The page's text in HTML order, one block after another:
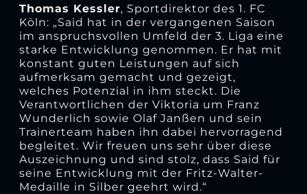
Thomas Kessler, Sportdirektor des 1. FC
Köln: „Said hat in der vergangenen Saison
im anspruchsvollen Umfeld der 3. Liga eine
starke Entwicklung genommen. Er hat mit
konstant guten Leistungen auf sich
aufmerksam gemacht und gezeigt,
welches Potenzial in ihm steckt. Die
Verantwortlichen der Viktoria um Franz
Wunderlich sowie Olaf Janßen und sein
Trainerteam haben ihn dabei hervorragend
begleitet. Wir freuen uns sehr über diese
Auszeichnung und sind stolz, dass Said für
seine Entwicklung mit der Fritz-Walter-
Medaille in Silber geehrt wird.“